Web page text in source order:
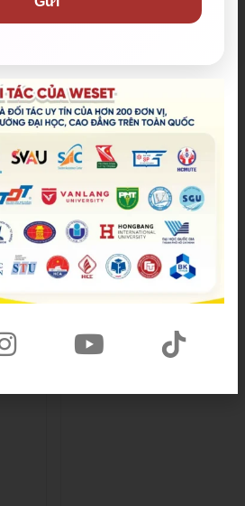
tác uy tín của hơn 200 đơn vị,
đại học, cao đẳng trên toàn
quốc.​
đối tác của chúng tôi